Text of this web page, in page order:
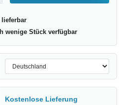
lieferbar
wenige Stück verfügbar
Kostenlose Lieferung